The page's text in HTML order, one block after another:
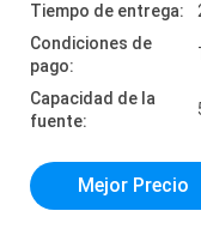
Tiempo de entrega:
Condiciones de
pago:
Capacidad de la
fuente:
Mejor Precio